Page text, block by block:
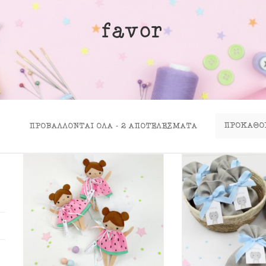
Κουτιά
favor
ΠΡΟΒΆΛΛΟΝΤΑΙ ΌΛΑ - 2 ΑΠΟΤΕΛΈΣΜΑΤΑ